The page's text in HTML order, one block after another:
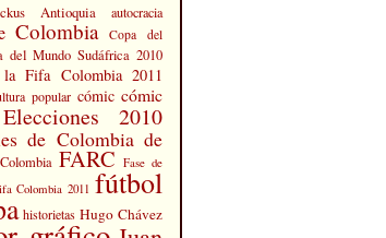
Antioquia autocracia
Colombia
Copa del
del Mundo Sudáfrica 2010
Fifa Colombia 2011
popular cómic cómic
Elecciones 2010
de Colombia de
FARC Fase de
Colombia 2011 fútbol
historietas Hugo Chávez